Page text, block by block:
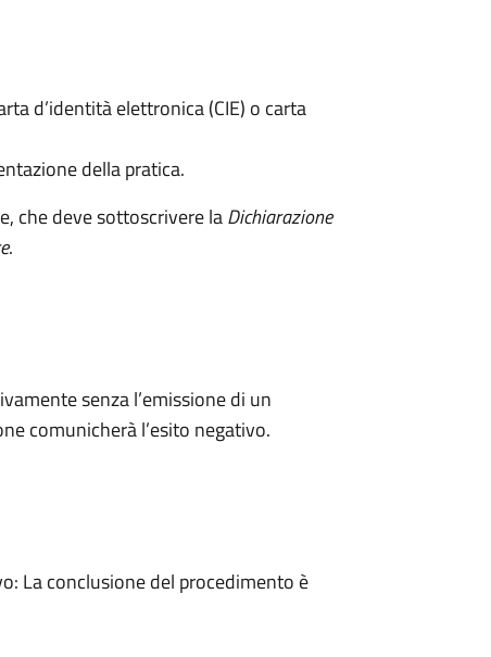
d’identità elettronica (CIE) o carta
della pratica.
che deve sottoscrivere laDichiarazione
.
senza l’emissione di un
comunicherà l’esito negativo.
La conclusione del procedimento è